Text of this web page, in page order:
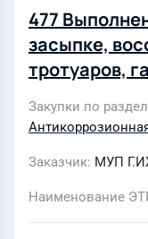
477
засыпке,
тротуаров,
Закупки по
Заказчик МУП
Наименование